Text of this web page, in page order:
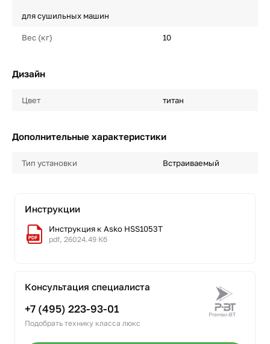
для сушильных машин
Вес (кг) 10
Дизайн
Цвет титан
Дополнительные характеристики
Тип установки Встраиваемый
Инструкции
Инструкция к Asko HSS1053T
pdf, 26024.49 Кб
Консультация специалиста
+7 (495) 223-93-01
Подобрать технику класса люкс